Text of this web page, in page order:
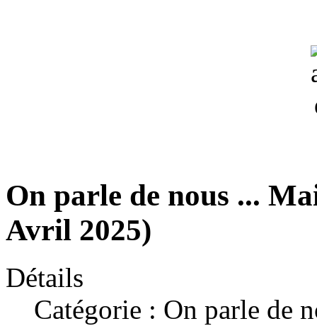
On parle de nous ...
Avril 2025)
Détails
Catégorie : On parle de